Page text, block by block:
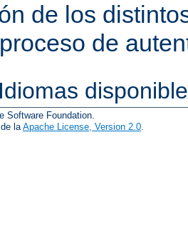
de los
de
Idiomas
Software Foundation.
la Apache License, Version 2.0